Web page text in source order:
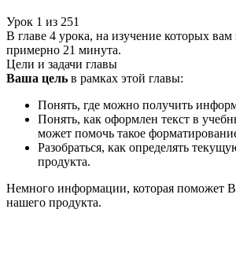
Урок 1 из 251
В главе 4 урока, на изучение которых вам
примерно 21 минута.
Цели и задачи главы
Ваша цель в рамках этой главы:
Понять, где можно получить
Понять, как оформлен текст в
может помочь такое
Разобраться, как определять
продукта.
Немного информации, которая поможет
нашего продукта.